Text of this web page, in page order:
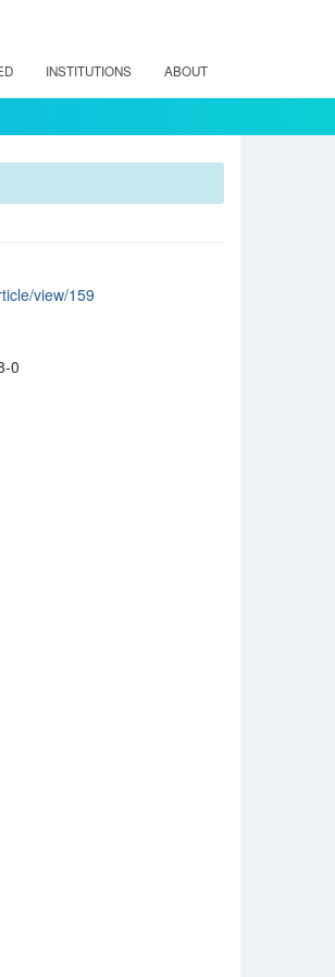
INSTITUTIONS ABOUT
view/159
0